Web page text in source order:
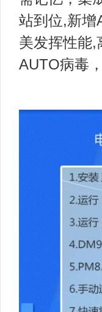
站到位,新增
美发挥性能,
AUTO病毒